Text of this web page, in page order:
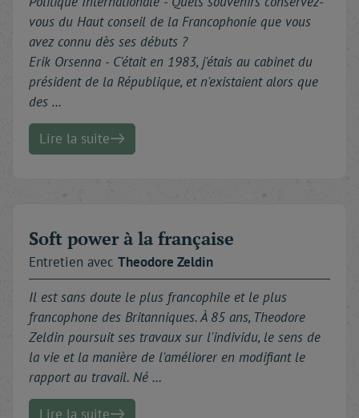
vous du Haut conseil de la Francophonie que vous
avez connu dès ses débuts ?
Erik Orsenna - C'était en 1983, j'étais au cabinet du
président de la République, et n'existaient alors que
des …
Lire la suite
Soft power à la française
Entretien avec Theodore Zeldin
Il est sans doute le plus francophile et le plus
francophone des Britanniques. À 85 ans, Theodore
Zeldin poursuit ses travaux sur l'individu, le sens de
la vie et la manière de l'améliorer en modifiant le
rapport au travail. Né …
Lire la suite